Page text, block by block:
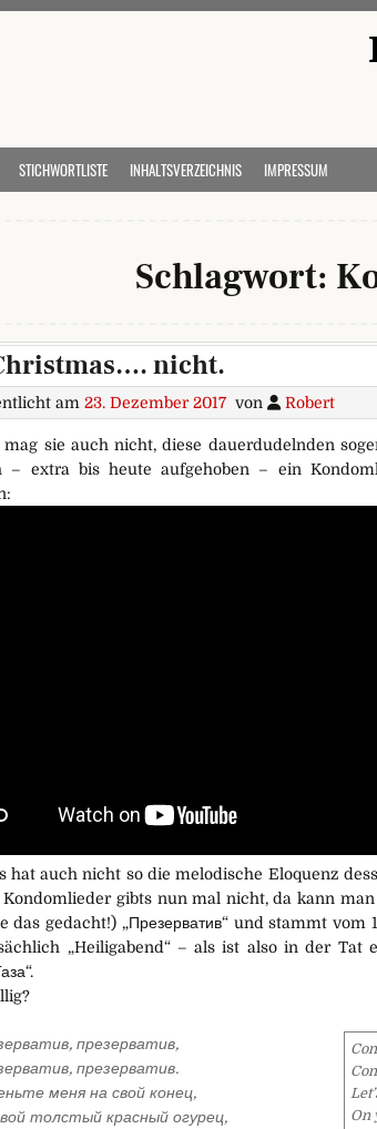
STICHWORTLISTE INHALTSVERZEICHNIS IMPRESSUM
Schlagwort:
nicht.
am 23. Dezember 2017 von Robert
sie auch nicht, diese dauerdudelnden
– extra bis heute aufgehoben – ein
hat auch nicht so die melodische Eloquenz
Kondomlieder gibts nun mal nicht, da kann
das gedacht!) „Презерватив“ und stammt vom
„Heiligabend“ – als ist also in der Tat
On
презерватив,
презерватив.
меня на свой конец,
толстый красный огурец,